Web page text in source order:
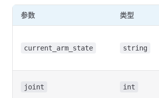
参数 类型
current_arm_state string
joint int